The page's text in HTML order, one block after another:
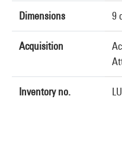
Dimensions 9
Acquisition
Inventory no.